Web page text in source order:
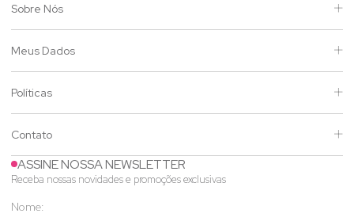
Sobre Nós
Meus Dados
Políticas
Contato
ASSINE NOSSA NEWSLETTER
Receba nossas novidades e promoções exclusivas